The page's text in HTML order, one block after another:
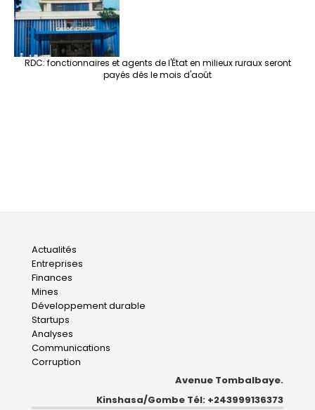
RDC: fonctionnaires et agents de l'État en milieux ruraux seront
payés dès le mois d'août
Main
navigation
Actualités
Entreprises
Finances
Mines
Développement durable
Startups
Analyses
Communications
Corruption
Avenue Tombalbaye.
Kinshasa/Gombe Tél: +243999136373